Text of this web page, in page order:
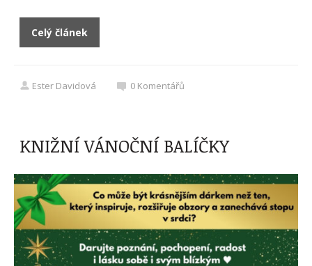
Celý článek
Ester Davidová 0 Komentářů
KNIŽNÍ VÁNOČNÍ BALÍČKY